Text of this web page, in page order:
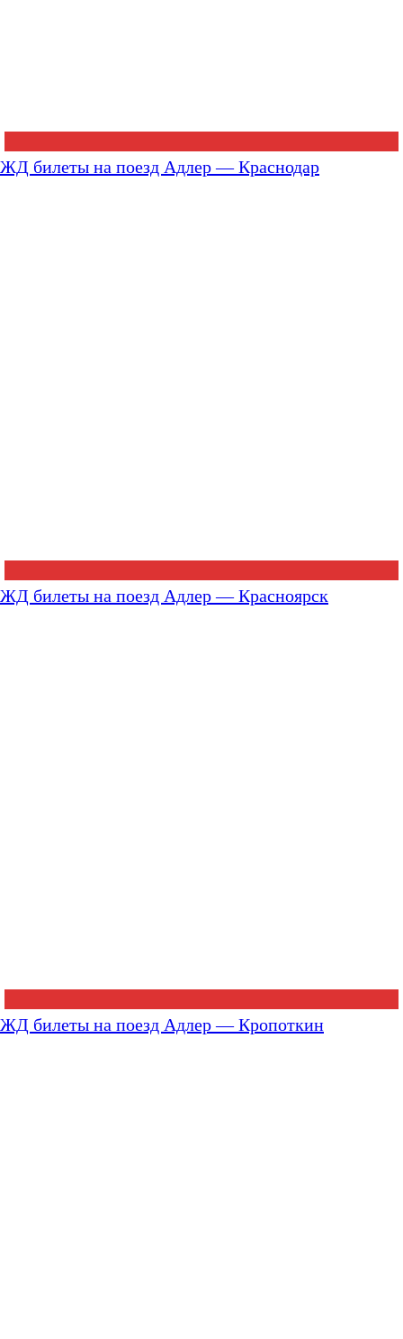
ЖД билеты на поезд Адлер — Краснодар
ЖД билеты на поезд Адлер — Красноярск
ЖД билеты на поезд Адлер — Кропоткин